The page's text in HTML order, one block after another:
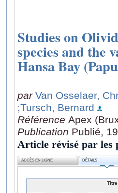
Studies on
species and the
Hansa Bay
par Van Osselaer,
;Tursch, Bernard
Référence Apex
Publication Publié,
Article révisé par les
ACCÈS EN LIGNE DÉTAILS